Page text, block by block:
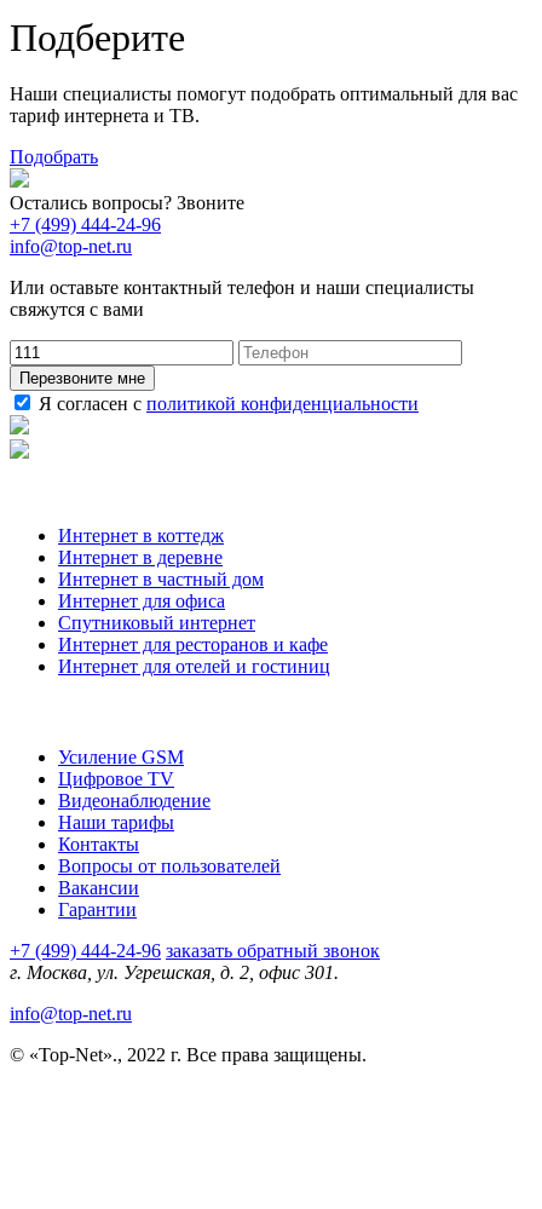
Подберите
Наши специалисты помогут подобрать оптимальный для вас
тариф интернета и ТВ.
Подобрать
Остались вопросы? Звоните
+7 (499) 444-24-96
info@top-net.ru
Или оставьте контактный телефон и наши специалисты
свяжутся с вами
Перезвоните мне
Я согласен с политикой конфиденциальности
Интернет в коттедж
Интернет в деревне
Интернет в частный дом
Интернет для офиса
Спутниковый интернет
Интернет для ресторанов и кафе
Интернет для отелей и гостиниц
Усиление GSM
Цифровое TV
Видеонаблюдение
Наши тарифы
Контакты
Вопросы от пользователей
Вакансии
Гарантии
+7 (499) 444-24-96 заказать обратный звонок
г. Москва, ул. Угрешская, д. 2, офис 301.
info@top-net.ru
© «Top-Net»., 2022 г. Все права защищены.